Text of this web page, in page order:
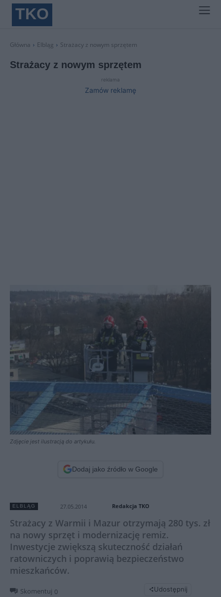
TKO
Główna Elbląg Strażacy z nowym sprzętem
Strażacy z nowym sprzętem
reklama
Zamów reklamę
Zdjęcie jest ilustracją do artykułu.
Dodaj jako źródło w Google
ELBLĄG 27.05.2014 Redakcja TKO
Strażacy z Warmii i Mazur otrzymają 280 tys. zł
na nowy sprzęt i modernizację remiz.
Inwestycje zwiększą skuteczność działań
ratowniczych i poprawią bezpieczeństwo
mieszkańców.
Skomentuj 0 Udostępnij